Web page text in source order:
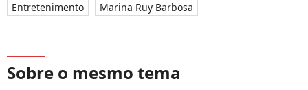
Entretenimento
Marina Ruy Barbosa
Sobre o mesmo tema